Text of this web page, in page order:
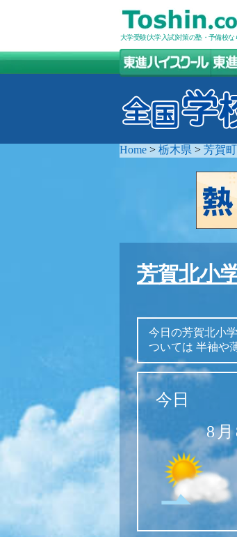
大学受験(大学入試)対策の塾・予備校な
Home > 栃木県 > 芳賀町
芳賀北小
今日の芳賀北小
ついては 半袖や
今日
8